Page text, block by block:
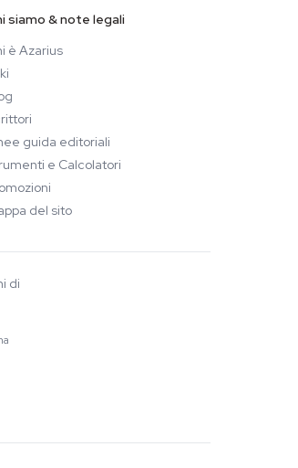
siamo & note legali
è Azarius
guida editoriali
e Calcolatori
del sito
di